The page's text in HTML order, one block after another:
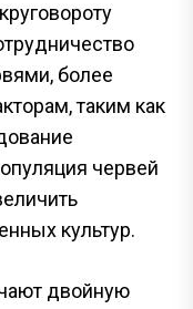
более
таким как
червей
культур.
двойную